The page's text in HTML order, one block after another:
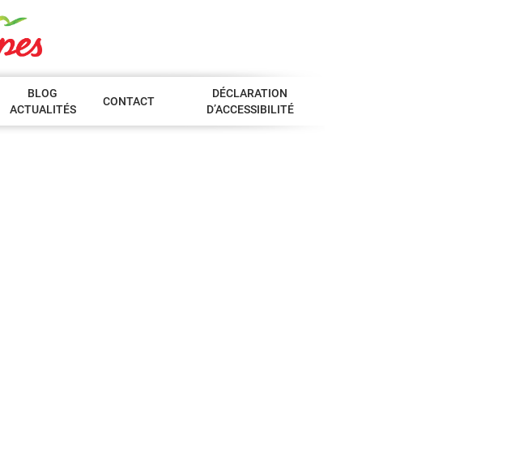
BLOG
ACTUALITÉS
CONTACT
DÉCLARATION
D’ACCESSIBILITÉ